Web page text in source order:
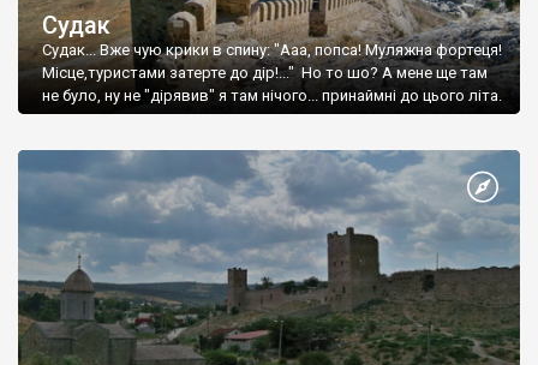
Судак
Судак... Вже чую крики в спину: "Ааа, попса! Муляжна фортеця!
Місце,туристами затерте до дір!..." Но то шо? А мене ще там
не було, ну не "дірявив" я там нічого... принаймні до цього літа.